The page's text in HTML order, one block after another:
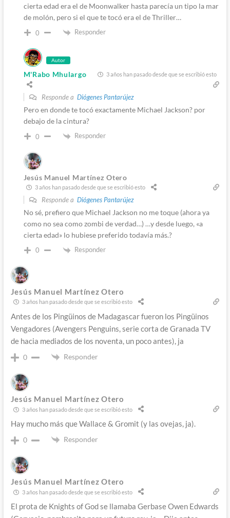
cierta edad era el de Moonwalker hasta parecía un tipo la mar
de molón, pero si el que te tocó era el de Thriller…
0 Responder
Autor
M'Rabo Mhulargo 3 años han pasado desde que se escribió esto
Responde a Diógenes Pantarújez
Pero en donde te tocó exactamente Michael Jackson? por
debajo de la cintura?
0 Responder
Jesús Manuel Martínez Otero
3 años han pasado desde que se escribió esto
Responde a Diógenes Pantarújez
No sé, prefiero que Michael Jackson no me toque (ahora ya
como no sea como zombi de verdad…) …y desde luego, «a
cierta edad» lo hubiese preferido todavía más.?
0 Responder
Jesús Manuel Martínez Otero
3 años han pasado desde que se escribió esto
Antes de los Pingüinos de Madagascar fueron los Pingüinos
Vengadores (Avengers Penguins, serie corta de Granada TV
de hacia mediados de los noventa, un poco antes), ja
0 Responder
Jesús Manuel Martínez Otero
3 años han pasado desde que se escribió esto
Hay mucho más que Wallace & Gromit (y las ovejas, ja).
0 Responder
Jesús Manuel Martínez Otero
3 años han pasado desde que se escribió esto
El prota de Knights of God se llamaba Gerbase Owen Edwards